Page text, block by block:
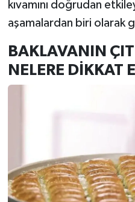
kıvamını doğrudan
aşamalardan biri olarak
BAKLAVANIN
NELERE DİKKAT